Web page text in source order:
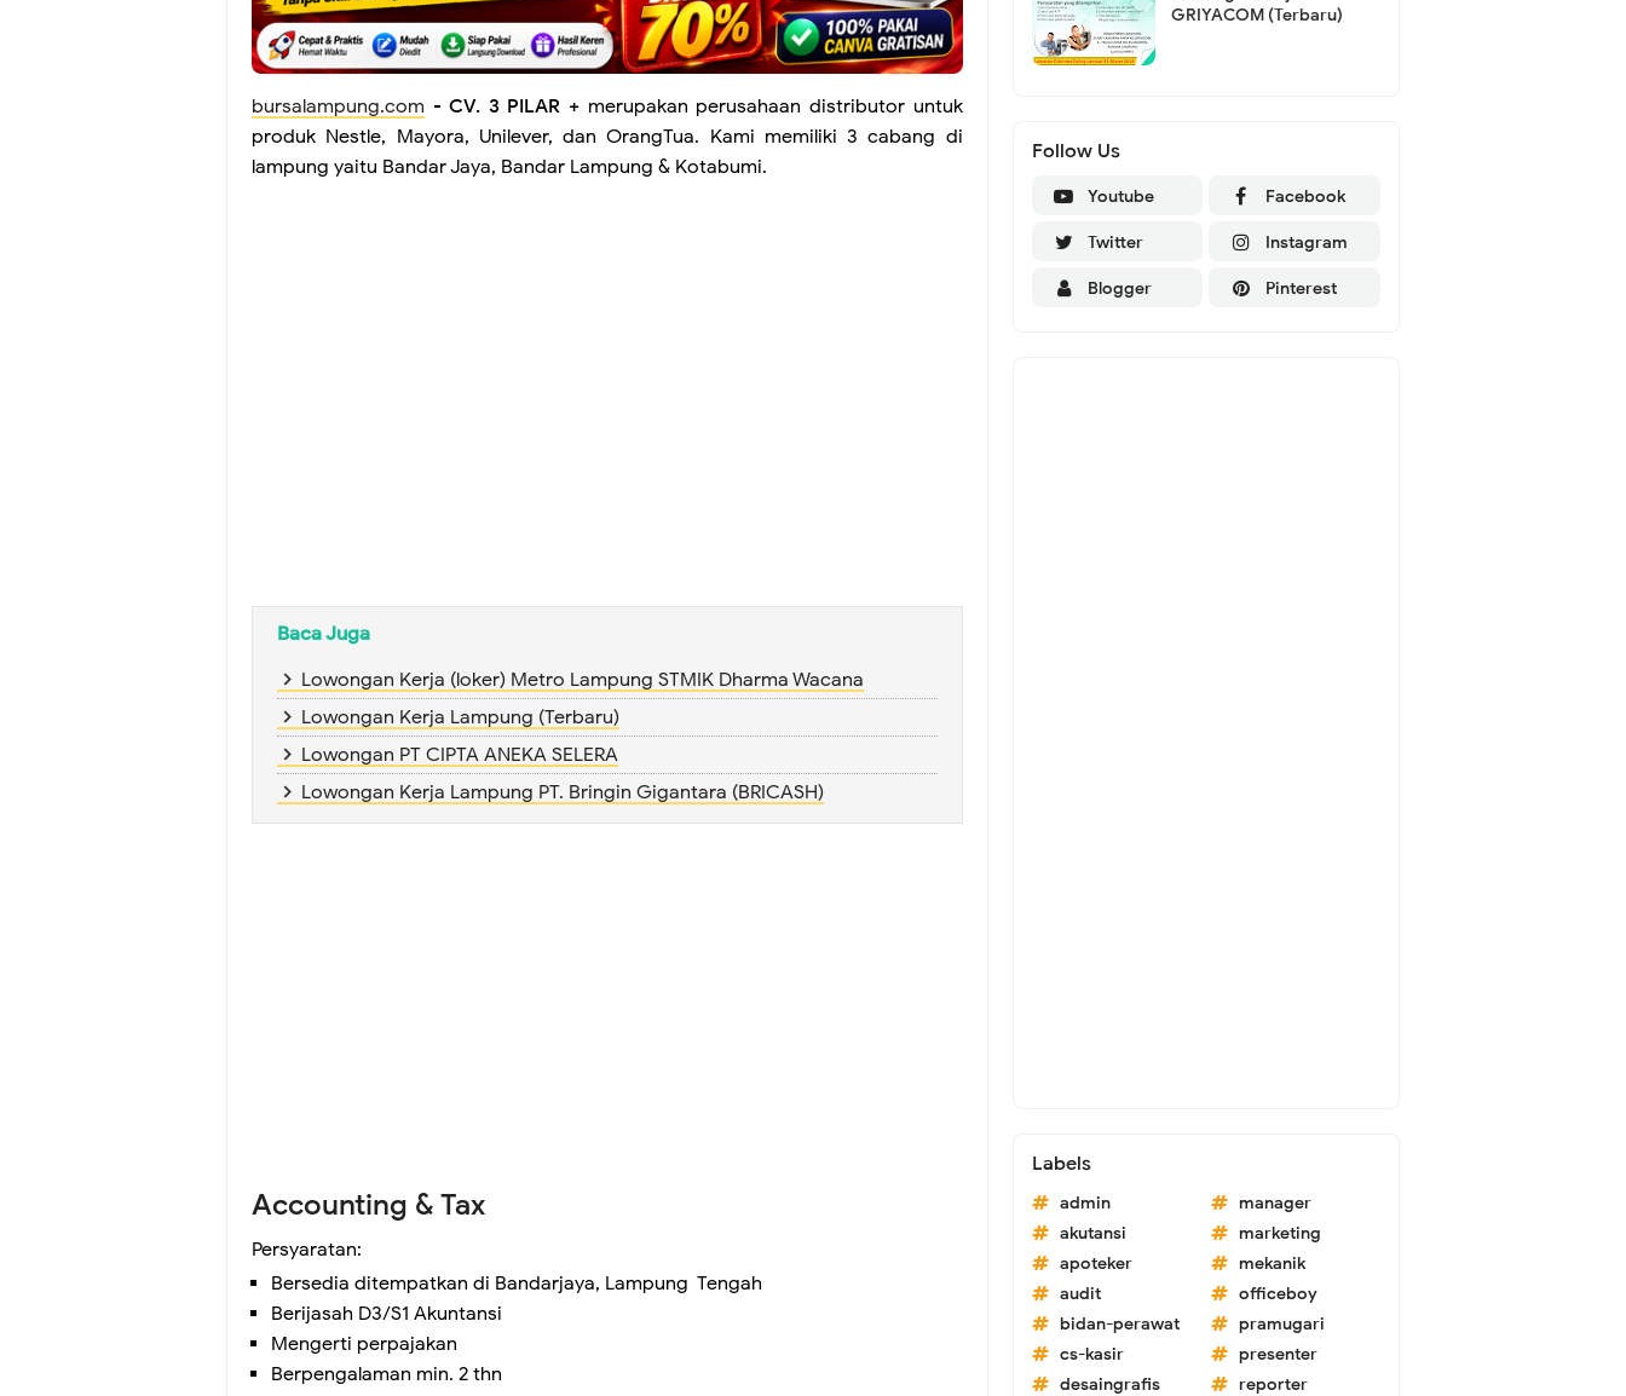
bursalampung.com -CV. 3 PILAR + merupakan perusahaan distributor untuk
produk Nestle, Mayora, Unilever, dan OrangTua. Kami memiliki 3 cabang di
lampung yaitu Bandar Jaya, Bandar Lampung & Kotabumi.
Baca Juga
Lowongan Kerja (loker) Metro Lampung STMIK Dharma Wacana
Lowongan Kerja Lampung (Terbaru)
Lowongan PT CIPTA ANEKA SELERA
Lowongan Kerja Lampung PT. Bringin Gigantara (BRICASH)
Accounting & Tax
Persyaratan:
Bersedia ditempatkan di Bandarjaya, Lampung Tengah
Berijasah D3/S1 Akuntansi
Mengerti perpajakan
Berpengalaman min. 2 thn
GRIYACOM (Terbaru)
Follow Us
Youtube Facebook
Twitter Instagram
Blogger Pinterest
Labels
admin
akutansi
apoteker
audit
bidan-perawat
cs-kasir
desaingrafis
manager
marketing
mekanik
officeboy
pramugari
presenter
reporter